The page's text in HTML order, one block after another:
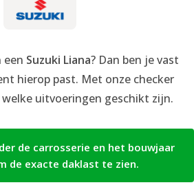
een Suzuki Liana? Dan ben je vast
hierop past. Met onze checker
uitvoeringen geschikt zijn.
de carrosserie en het bouwjaar
de exacte daklast te zien.